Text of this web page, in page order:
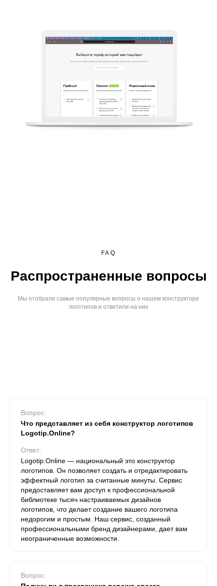
FAQ
Распространенные вопросы
Мы отобрали самые популярные вопросы о нашем конструкторе
логотипов и ответили на них
Вопрос:
Что представляет из себя конструктор логотипов
Logotip.Online?
Ответ:
Logotip.Online — национальный это конструктор
логотипов. Он позволяет создать и отредактировать
эффектный логотип за считанные минуты. Сервис
предоставляет вам доступ к профессиональной
библиотеке тысяч настраиваемых дизайнов
логотипов, что делает создание вашего логотипа
недорогим и простым. Наш сервис, созданный
профессиональными бренд дизайнерами, дает вам
неограниченные возможности.
Вопрос: